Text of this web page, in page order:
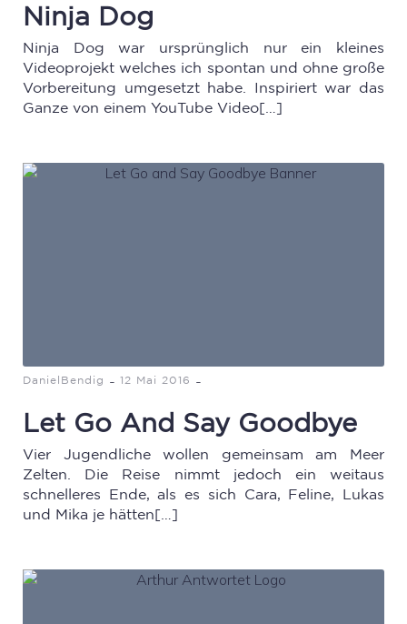
Ninja Dog
Ninja Dog war ursprünglich nur ein kleines
Videoprojekt welches ich spontan und ohne große
Vorbereitung umgesetzt habe. Inspiriert war das
Ganze von einem YouTube Video[…]
DanielBendig - 12 Mai 2016 -
Let Go And Say Goodbye
Vier Jugendliche wollen gemeinsam am Meer
Zelten. Die Reise nimmt jedoch ein weitaus
schnelleres Ende, als es sich Cara, Feline, Lukas
und Mika je hätten[…]